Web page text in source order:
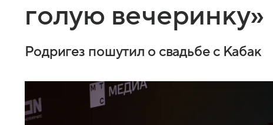
голую вечеринку»
Родригез пошутил о свадьбе с Кабак